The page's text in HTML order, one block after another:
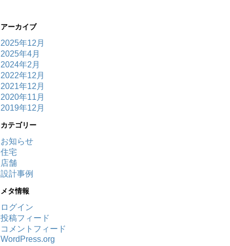
アーカイブ
2025年12月
2025年4月
2024年2月
2022年12月
2021年12月
2020年11月
2019年12月
カテゴリー
お知らせ
住宅
店舗
設計事例
メタ情報
ログイン
投稿フィード
コメントフィード
WordPress.org